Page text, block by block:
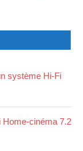
système Hi-Fi
Home-cinéma 7.2